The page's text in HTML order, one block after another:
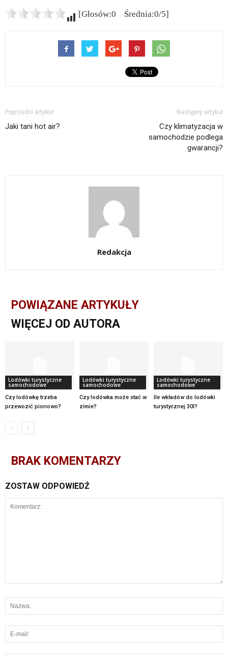
[Głosów:0 Średnia:0/5]
Poprzedni artykuł
Jaki tani hot air?
Następny artykuł
Czy klimatyzacja w
samochodzie podlega
gwarancji?
Redakcja
POWIĄZANE ARTYKUŁY
WIĘCEJ OD AUTORA
Lodówki turystyczne
samochodowe
Czy lodówkę trzeba
przewozić pionowo?
Lodówki turystyczne
samochodowe
Czy lodówka może stać w
zimie?
Lodówki turystyczne
samochodowe
Ile wkładów do lodówki
turystycznej 30l?
BRAK KOMENTARZY
ZOSTAW ODPOWIEDŹ